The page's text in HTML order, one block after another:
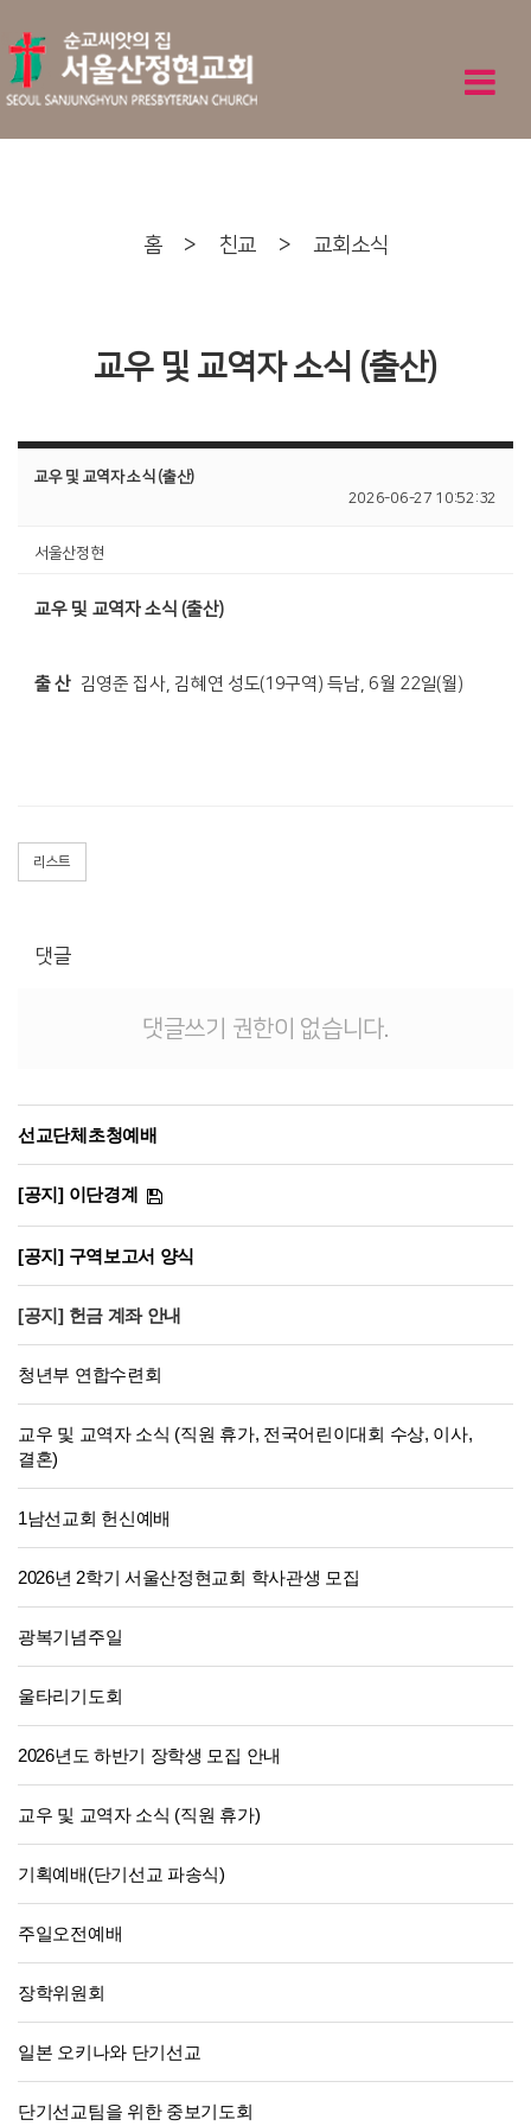
홈 > 친교 > 교회소식
교우 및 교역자 소식 (출산)
교우 및 교역자 소식 (출산)
2026-06-27 10:52:32
서울산정현
교우 및 교역자 소식 (출산)
출 산 김영준 집사, 김혜연 성도(19구역) 득남, 6월 22일(월)
리스트
댓글
댓글쓰기 권한이 없습니다.
선교단체초청예배
[공지] 이단경계
[공지] 구역보고서 양식
[공지] 헌금 계좌 안내
청년부 연합수련회
교우 및 교역자 소식 (직원 휴가, 전국어린이대회 수상, 이사,
결혼)
1남선교회 헌신예배
2026년 2학기 서울산정현교회 학사관생 모집
광복기념주일
울타리기도회
2026년도 하반기 장학생 모집 안내
교우 및 교역자 소식 (직원 휴가)
기획예배(단기선교 파송식)
주일오전예배
장학위원회
일본 오키나와 단기선교
단기선교팀을 위한 중보기도회